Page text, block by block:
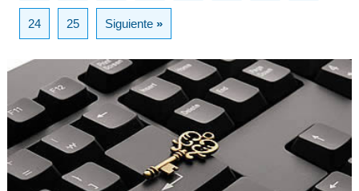
24 25 Siguiente»